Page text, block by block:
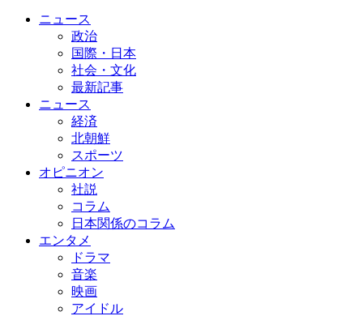
ニュース
政治
国際・日本
社会・文化
最新記事
ニュース
経済
北朝鮮
スポーツ
オピニオン
社説
コラム
日本関係のコラム
エンタメ
ドラマ
音楽
映画
アイドル